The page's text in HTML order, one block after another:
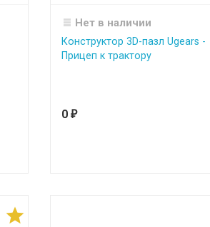
Нет в наличии
Конструктор 3D-пазл Ugears -
Прицеп к трактору
0 ₽
